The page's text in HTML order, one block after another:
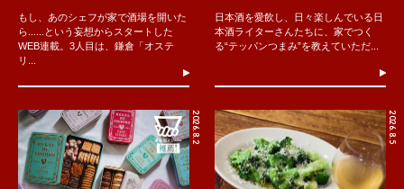
もし、あのシェフが家で酒場を開いた
ら......という妄想からスタートした
WEB連載。3人目は、鎌倉「オステ
リ...
日本酒を愛飲し、日々楽しんでいる日
本酒ライターさんたちに、家でつく
る“テッパンつまみ”を教えていただ...
2026.8.2 2026.8.5